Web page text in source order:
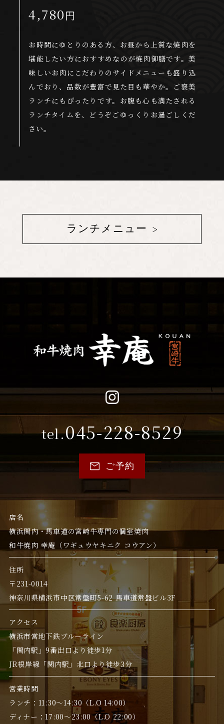
4,780円
お時間にゆとりのある方、お昼から上質な焼肉を
堪能したい方におすすめなのが焼肉御膳です。 美
味しいお肉にこだわりのサイドメニューも盛り込
んでおり、品数が豊富で見た目も華やか。 ご褒美
ランチにもぴったりです。お腹も心も満たされる
ランチタイムを、どうぞごゆっくりお過ごしくだ
さい。
ランチメニュー
tel.045-228-8529
ご予約
店名
横浜関内・馬車道の宮崎牛専門の個室焼肉
和牛焼肉 幸庵（ワギュウヤキニク コウアン）
住所
〒231-0014
神奈川県横浜市中区常盤町5-62 馬車道常盤ビル3F
アクセス
横浜市営地下鉄ブルーライン
「関内駅」9番出口より徒歩1分
JR根岸線「関内駅」北口より徒歩3分
営業時間
ランチ：11:30～14:30（L.O 14:00）
ディナー：17:00～23:00（L.O 22:00）